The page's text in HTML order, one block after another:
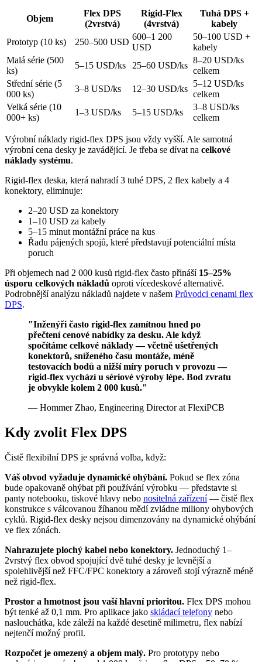
Objem
Flex DPS
(2vrstvá)
Rigid-Flex
(4vrstvá)
Tuhá DPS +
kabely
Prototyp (10 ks)
250–500 USD
600–1 200
USD
50–100 USD +
kabely
Malá série (500
ks)
5–15 USD/ks 25–60 USD/ks
8–20 USD/ks
celkem
Střední série (5
000 ks)
3–8 USD/ks 12–30 USD/ks
5–12 USD/ks
celkem
Velká série (10
000+ ks)
1–3 USD/ks 5–15 USD/ks
3–8 USD/ks
celkem
Výrobní náklady rigid-flex DPS jsou vždy vyšší. Ale samotná
výrobní cena desky je zavádějící. Je třeba se dívat na celkové
náklady systému.
Rigid-flex deska, která nahradí 3 tuhé DPS, 2 flex kabely a 4
konektory, eliminuje:
2–20 USD za konektory
1–10 USD za kabely
5–15 minut montážní práce na kus
Řadu pájených spojů, které představují potenciální místa
poruch
Při objemech nad 2 000 kusů rigid-flex často přináší 15–25%
úsporu celkových nákladů oproti vícedeskové alternativě.
Podrobnější analýzu nákladů najdete v našem Průvodci cenami flex
DPS.
"Inženýři často rigid-flex zamítnou hned po
přečtení cenové nabídky za desku. Ale když
spočítáme celkové náklady — včetně ušetřených
konektorů, sníženého času montáže, méně
testovacích bodů a nižší míry poruch v provozu —
rigid-flex vychází u sériové výroby lépe. Bod zvratu
je obvykle kolem 2 000 kusů."
— Hommer Zhao, Engineering Director at FlexiPCB
Kdy zvolit Flex DPS
Čistě flexibilní DPS je správná volba, když:
Váš obvod vyžaduje dynamické ohýbání. Pokud se flex zóna
bude opakovaně ohýbat při používání výrobku — představte si
panty notebooku, tiskové hlavy nebo nositelná zařízení— čistě flex
konstrukce s válcovanou žíhanou mědí zvládne miliony ohybových
cyklů. Rigid-flex desky nejsou dimenzovány na dynamické ohýbání
ve flex zónách.
Nahrazujete plochý kabel nebo konektory. Jednoduchý 1–
2vrstvý flex obvod spojující dvě tuhé desky je levnější a
spolehlivější než FFC/FPC konektory a zároveň stojí výrazně méně
než rigid-flex.
Prostor a hmotnost jsou vaší hlavní prioritou. Flex DPS mohou
být tenké až 0,1 mm. Pro aplikace jako skládací telefony nebo
naslouchátka, kde záleží na každé desetině milimetru, flex nabízí
nejtenčí možný profil.
Rozpočet je omezený a objem malý. Pro prototypy nebo